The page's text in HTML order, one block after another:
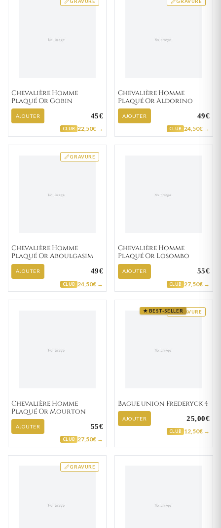
GRAVURE
Chevalière Homme
Plaqué Or Gobin
AJOUTER 45€
CLUB 22,50€ →
GRAVURE
Chevalière Homme
Plaqué Or Aldorino
AJOUTER 49€
CLUB 24,50€ →
GRAVURE
Chevalière Homme
Plaqué Or Aboulgasim
AJOUTER 49€
CLUB 24,50€ →
Chevalière Homme
Plaqué Or Losombo
AJOUTER 55€
CLUB 27,50€ →
Chevalière Homme
Plaqué Or Mourton
AJOUTER 55€
CLUB 27,50€ →
GRAVURE
★ BEST-SELLER
Bague union Frederyck 4
AJOUTER 25,00€
CLUB 12,50€ →
GRAVURE